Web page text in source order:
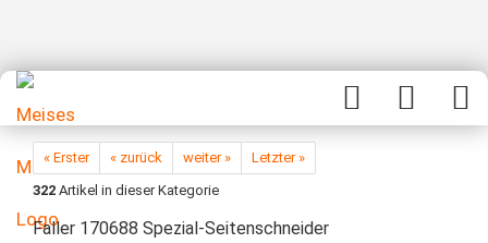
« Erster « zurück weiter »
Letzter »
322 Artikel in dieser Kategorie
Faller 170688 Spezial-Seitenschneider